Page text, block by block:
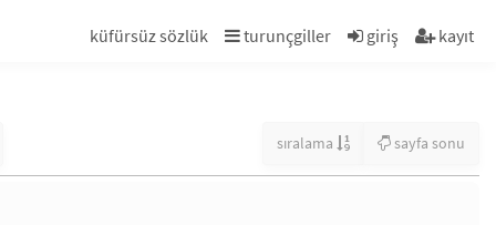
küfürsüz sözlük turunçgiller giriş kayıt
sıralama sayfa sonu